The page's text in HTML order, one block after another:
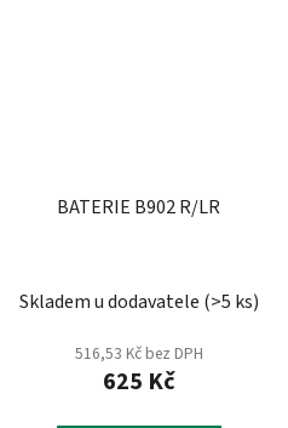
BATERIE B902 R/LR
Skladem u dodavatele (>5 ks)
516,53 Kč bez DPH
625 Kč